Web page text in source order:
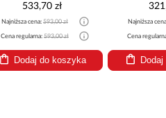
533,70 zł
Najniższa cena: 593,00 zł
Cena regularna: 593,00 zł
Dodaj do koszyka
Najniższa
Cena